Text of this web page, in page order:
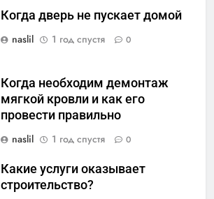
Когда дверь не пускает домой
naslil
1 год спустя 0
Когда необходим демонтаж
мягкой кровли и как его
провести правильно
naslil
1 год спустя 0
Какие услуги оказывает
строительство?